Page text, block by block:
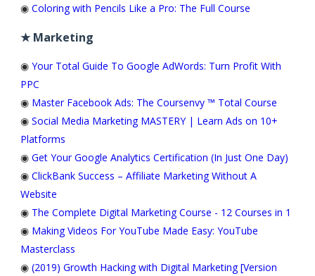
◉ Coloring with Pencils Like a Pro: The Full Course
★ Marketing
◉ Your Total Guide To Google AdWords: Turn Profit With
PPC
◉ Master Facebook Ads: The Coursenvy ™ Total Course
◉ Social Media Marketing MASTERY | Learn Ads on 10+
Platforms
◉ Get Your Google Analytics Certification (In Just One Day)
◉ ClickBank Success – Affiliate Marketing Without A
Website
◉ The Complete Digital Marketing Course - 12 Courses in 1
◉ Making Videos For YouTube Made Easy: YouTube
Masterclass
◉ (2019) Growth Hacking with Digital Marketing [Version